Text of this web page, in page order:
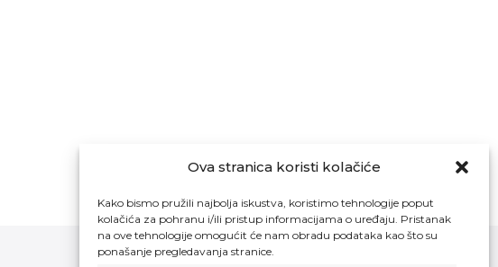
Ova stranica koristi kolačiće
Kako bismo pružili najbolja iskustva, koristimo tehnologije poput
kolačića za pohranu i/ili pristup informacijama o uređaju. Pristanak
na ove tehnologije omogućit će nam obradu podataka kao što su
ponašanje pregledavanja stranice.